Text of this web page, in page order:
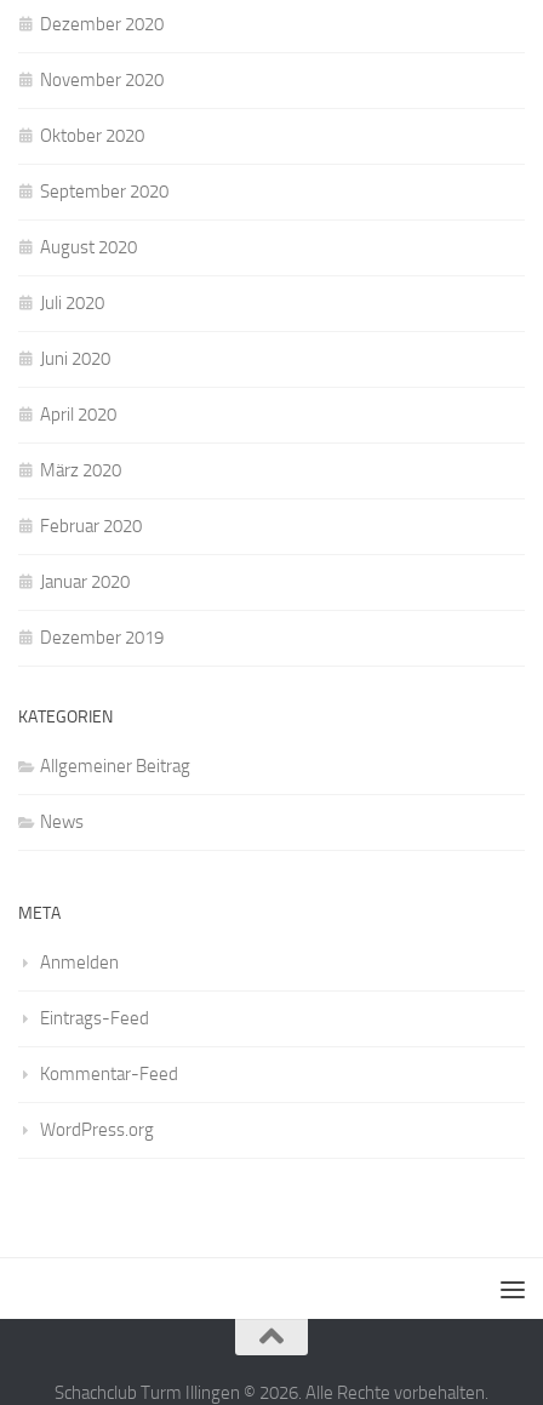
Dezember 2020
November 2020
Oktober 2020
September 2020
August 2020
Juli 2020
Juni 2020
April 2020
März 2020
Februar 2020
Januar 2020
Dezember 2019
KATEGORIEN
Allgemeiner Beitrag
News
META
Anmelden
Eintrags-Feed
Kommentar-Feed
WordPress.org
Schachclub Turm Illingen © 2026. Alle Rechte vorbehalten.